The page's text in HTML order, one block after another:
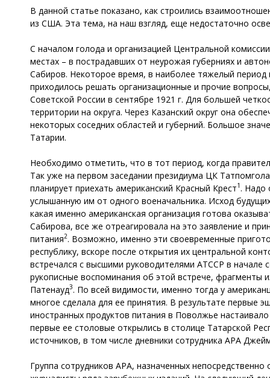
В данной статье показано, как строились
из США. Эта тема, на наш взгляд, еще недостаточно
С началом голода и организацией Центральной
местах – в пострадавших от неурожая губерниях и
Сабиров. Некоторое время, в наиболее тяжелый период
приходилось решать организационные и прочие
Советской России в сентябре 1921 г. Для большей
территории на округа. Через Казанский округ она
некоторых соседних областей и губерний. Большое
Татарии.
Необходимо отметить, что в тот период, когда
Так уже на первом заседании президиума ЦК
планирует приехать американский Красный Крест1 . Надо
услышанную им от одного военачальника. Исход
какая именно американская организация готова
Сабирова, все же отреагировала на это заявление и
питания2. Возможно, именно эти своевременные
республику, вскоре после открытия их центральной
встречался с высшими руководителями АТССР в начале
рукописные воспоминания об этой встрече, фрагменты
Патенауд3. По всей видимости, именно тогда у
многое сделала для ее принятия. В результате первые
иностранных продуктов питания в Поволжье
первые ее столовые открылись в столице Татарской
источников, в том числе дневники сотрудника АРА
Группа сотрудников АРА, назначенных